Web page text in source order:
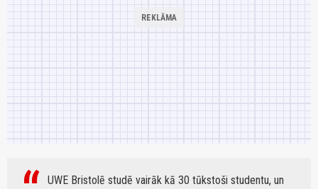
UWE Bristolē studē vairāk kā 30 tūkstoši studentu, un